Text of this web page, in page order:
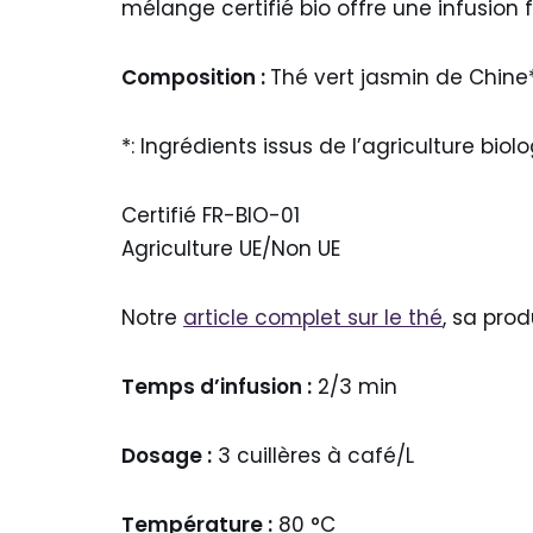
mélange certifié bio offre une infusion
Composition : Thé vert jasmin de
*: Ingrédients issus de l’agriculture
Certifié FR-BIO-01
Agriculture UE/Non UE
Notre article complet sur le thé, sa
Temps d’infusion : 2/3 min
Dosage : 3 cuillères à café/L
Température : 80 °C